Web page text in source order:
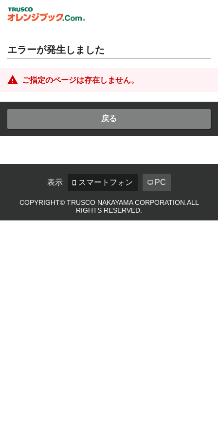
エラーが発生しました
ご指定のページは存在しません。
戻る
表示 スマートフォン PC
COPYRIGHT© TRUSCO NAKAYAMA CORPORATION.ALL
RIGHTS RESERVED.